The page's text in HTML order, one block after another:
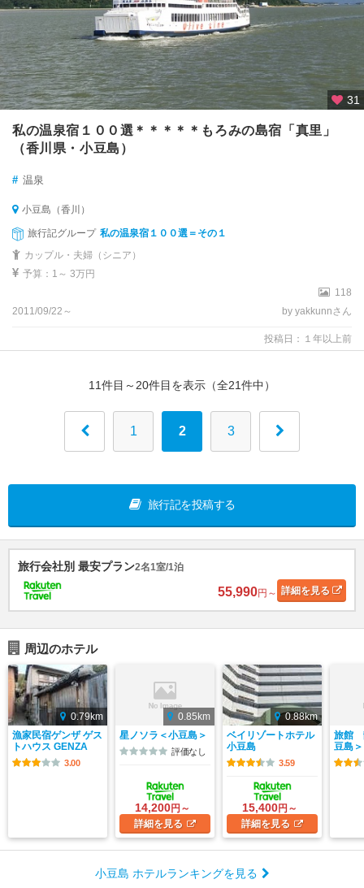
31
私の温泉宿１００選＊＊＊＊＊もろみの島宿「真里」
（香川県・小豆島）
# 温泉
小豆島（香川）
旅行記グループ 私の温泉宿１００選＝その１
カップル・夫婦（シニア）
予算：1～ 3万円
118
2011/09/22～
by yakkunnさん
投稿日：１年以上前
11件目～20件目を表示（全21件中）
1 2 3
旅行記を投稿する
旅行会社別 最安プラン2名1室/1泊
55,990円～ 詳細を見る
周辺のホテル
0.79km
漁家民宿ゲンザ ゲス
トハウス GENZA
3.00
0.85km
星ノソラ＜小豆島＞
評価なし
14,200円～
詳細を見る
0.88km
ベイリゾートホテル
小豆島
3.59
15,400円～
詳細を見る
旅館
豆島＞
小豆島 ホテルランキングを見る